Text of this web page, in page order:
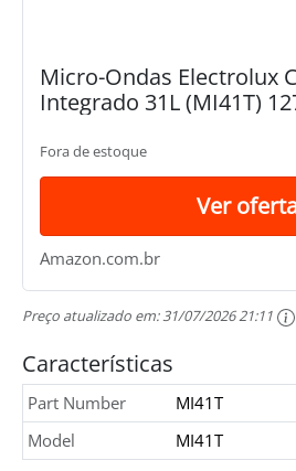
Micro-Ondas Electrolux
Integrado 31L (MI41T)
Fora de estoque
Ver
Amazon.com.br
Preço atualizado em:31/07/2026 21:11
Características
Part Number
MI41T
Model
MI41T